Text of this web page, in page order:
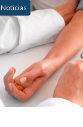
Noticias